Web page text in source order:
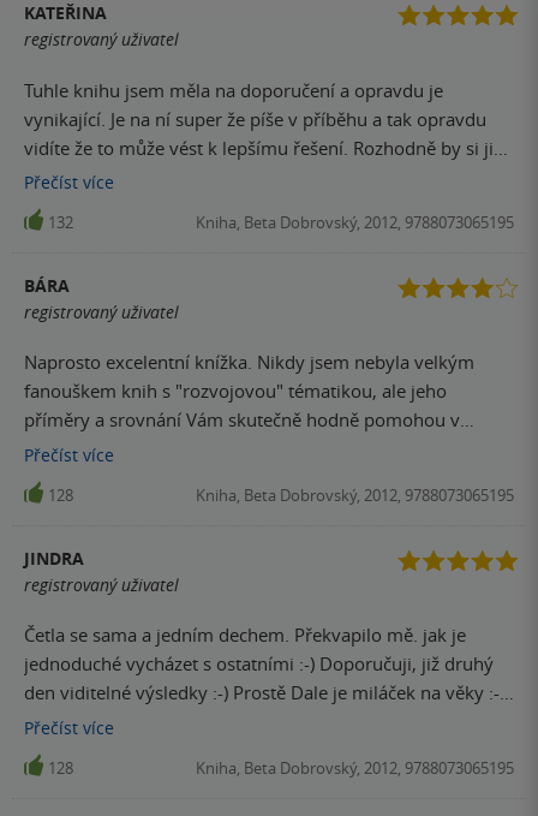
KATEŘINA
registrovaný uživatel
Tuhle knihu jsem měla na doporučení a opravdu je
vynikající. Je na ní super že píše v příběhu a tak opravdu
vidíte že to může vést k lepšímu řešení. Rozhodně by si ji
mělo přečíst víc lidí. I ti kteří si myslí že jsou dokonalý.
Přečíst více
132 Kniha, Beta Dobrovský, 2012, 9788073065195
BÁRA
registrovaný uživatel
Naprosto excelentní knížka. Nikdy jsem nebyla velkým
fanouškem knih s "rozvojovou" tématikou, ale jeho
příměry a srovnání Vám skutečně hodně pomohou v
různých oblastech.
Přečíst více
128 Kniha, Beta Dobrovský, 2012, 9788073065195
JINDRA
registrovaný uživatel
Četla se sama a jedním dechem. Překvapilo mě. jak je
jednoduché vycházet s ostatními :-) Doporučuji, již druhý
den viditelné výsledky :-) Prostě Dale je miláček na věky :-)
děkuji za tuto knihu
Přečíst více
128 Kniha, Beta Dobrovský, 2012, 9788073065195